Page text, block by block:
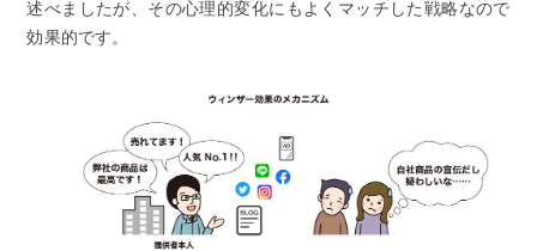
述べましたが、その心理的変化にもよくマッチした戦略なので
効果的です。